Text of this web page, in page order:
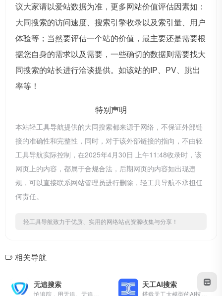
议大家请以爱站数据为准，更多网站价值评估因素如：
大同搜索的访问速度、搜索引擎收录以及索引量、用户
体验等；当然要评估一个站的价值，最主要还是需要根
据您自身的需求以及需要，一些确切的数据则需要找大
同搜索的站长进行洽谈提供。如该站的IP、PV、跳出
率等！
特别声明
本站轻工具导航提供的大同搜索都来源于网络，不保证外部链
接的准确性和完整性，同时，对于该外部链接的指向，不由轻
工具导航实际控制，在2025年4月30日 上午11:48收录时，该
网页上的内容，都属于合规合法，后期网页的内容如出现违
规，可以直接联系网站管理员进行删除，轻工具导航不承担任
何责任。
轻工具导航致力于优质、实用的网络站点资源收集与分享！
相关导航
无追搜索 天工AI搜索